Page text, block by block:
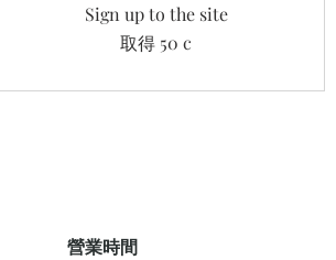
Sign up to the site
取得 50 c
​營業時間